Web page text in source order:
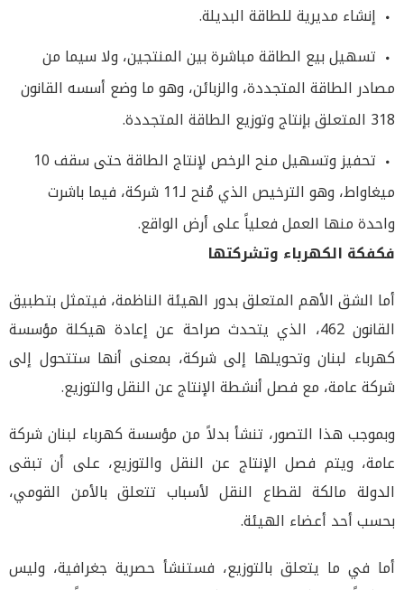
إنشاء مديرية للطاقة البديلة.
تسهيل بيع الطاقة مباشرة بين المنتجين، ولا سيما من
مصادر الطاقة المتجددة، والزبائن، وهو ما وضع أسسه القانون
318 المتعلق بإنتاج وتوزيع الطاقة المتجددة.
تحفيز وتسهيل منح الرخص لإنتاج الطاقة حتى سقف 10
ميغاواط، وهو الترخيص الذي مُنح لـ11 شركة، فيما باشرت
واحدة منها العمل فعلياً على أرض الواقع.
فكفكة الكهرباء وتشركتها
أما الشق الأهم المتعلق بدور الهيئة الناظمة، فيتمثل بتطبيق
القانون 462، الذي يتحدث صراحة عن إعادة هيكلة مؤسسة
كهرباء لبنان وتحويلها إلى شركة، بمعنى أنها ستتحول إلى
شركة عامة، مع فصل أنشطة الإنتاج عن النقل والتوزيع.
وبموجب هذا التصور، تنشأ بدلاً من مؤسسة كهرباء لبنان شركة
عامة، ويتم فصل الإنتاج عن النقل والتوزيع، على أن تبقى
الدولة مالكة لقطاع النقل لأسباب تتعلق بالأمن القومي،
بحسب أحد أعضاء الهيئة.
أما في ما يتعلق بالتوزيع، فستنشأ حصرية جغرافية، وليس